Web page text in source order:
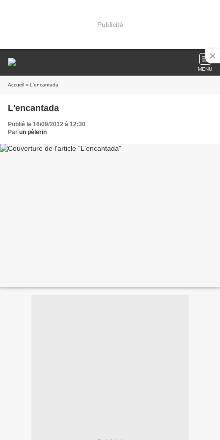
Publicité
MENU
Accueil » L'encantada
L'encantada
Publié le 16/09/2012 à 12:30
Par un pèlerin